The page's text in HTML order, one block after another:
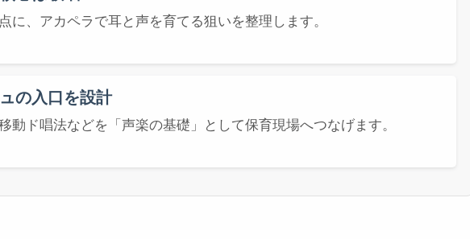
に、アカペラで耳と声を育てる狙いを整理します。
の入口を設計
動ド唱法などを「声楽の基礎」として保育現場へつなげます。